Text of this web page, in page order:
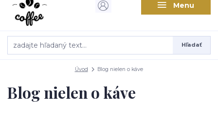
Menu
Hľadať
Úvod Blog nielen o káve
Blog nielen o káve